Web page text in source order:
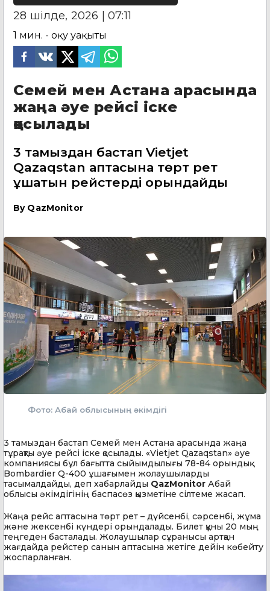
28 шілде, 2026 | 07:11
1 мин. - оқу уақыты
Семей мен Астана арасында
жаңа әуе рейсі іске
қосылады
3 тамыздан бастап Vietjet
Qazaqstan аптасына төрт рет
ұшатын рейстерді орындайды
By QazMonitor
Фото: Абай облысының әкімдігі
3 тамыздан бастап Семей мен Астана арасында жаңа
тұрақты әуе рейсі іске қосылады. «Vietjet Qazaqstan» әуе
компаниясы бұл бағытта сыйымдылығы 78-84 орындық
Bombardier Q-400 ұшағымен жолаушыларды
тасымалдайды, деп хабарлайды QazMonitor Абай
облысы әкімдігінің баспасөз қызметіне сілтеме жасап.
Жаңа рейс аптасына төрт рет – дүйсенбі, сәрсенбі, жұма
және жексенбі күндері орындалады. Билет құны 20 мың
теңгеден басталады. Жолаушылар сұранысы артқан
жағдайда рейстер санын аптасына жетіге дейін көбейту
жоспарланған.